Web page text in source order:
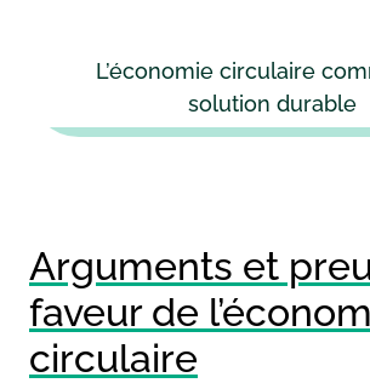
L’économie circulaire
solution durable
Arguments et
faveur de
circulaire